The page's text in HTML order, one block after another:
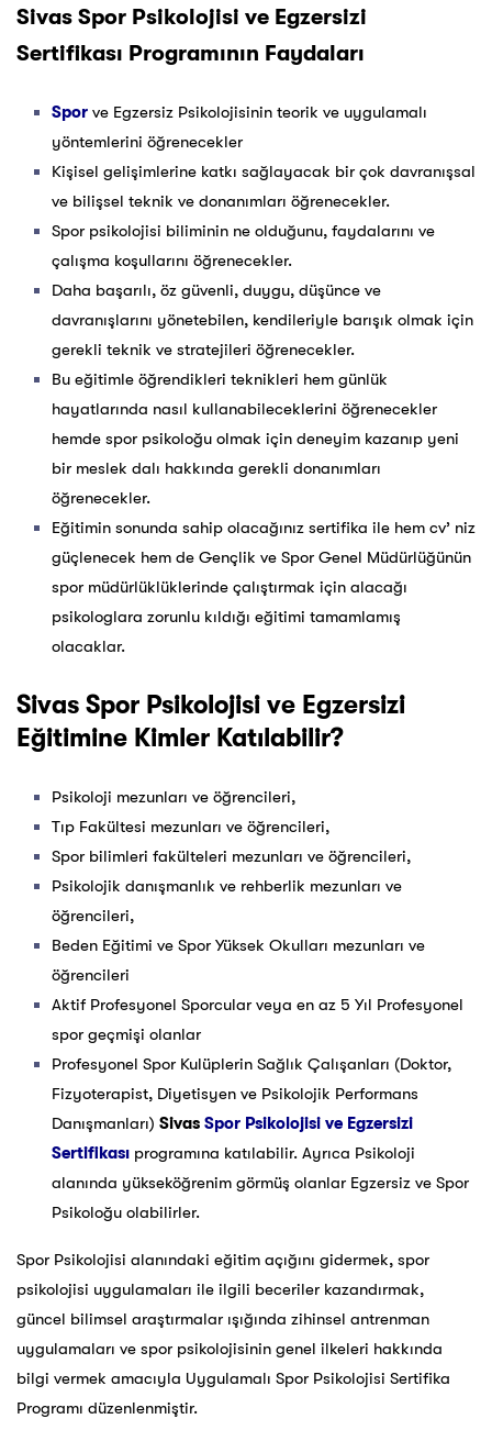
Sivas Spor Psikolojisi ve Egzersizi
Sertifikası Programının Faydaları
Spor ve Egzersiz Psikolojisinin teorik ve uygulamalı
yöntemlerini öğrenecekler
Kişisel gelişimlerine katkı sağlayacak bir çok davranışsal
ve bilişsel teknik ve donanımları öğrenecekler.
Spor psikolojisi biliminin ne olduğunu, faydalarını ve
çalışma koşullarını öğrenecekler.
Daha başarılı, öz güvenli, duygu, düşünce ve
davranışlarını yönetebilen, kendileriyle barışık olmak için
gerekli teknik ve stratejileri öğrenecekler.
Bu eğitimle öğrendikleri teknikleri hem günlük
hayatlarında nasıl kullanabileceklerini öğrenecekler
hemde spor psikoloğu olmak için deneyim kazanıp yeni
bir meslek dalı hakkında gerekli donanımları
öğrenecekler.
Eğitimin sonunda sahip olacağınız sertifika ile hem cv’ niz
güçlenecek hem de Gençlik ve Spor Genel Müdürlüğünün
spor müdürlüklüklerinde çalıştırmak için alacağı
psikologlara zorunlu kıldığı eğitimi tamamlamış
olacaklar.
Sivas Spor Psikolojisi ve Egzersizi
Eğitimine Kimler Katılabilir?
Psikoloji mezunları ve öğrencileri,
Tıp Fakültesi mezunları ve öğrencileri,
Spor bilimleri fakülteleri mezunları ve öğrencileri,
Psikolojik danışmanlık ve rehberlik mezunları ve
öğrencileri,
Beden Eğitimi ve Spor Yüksek Okulları mezunları ve
öğrencileri
Aktif Profesyonel Sporcular veya en az 5 Yıl Profesyonel
spor geçmişi olanlar
Profesyonel Spor Kulüplerin Sağlık Çalışanları (Doktor,
Fizyoterapist, Diyetisyen ve Psikolojik Performans
Danışmanları) Sivas Spor Psikolojisi ve Egzersizi
Sertifikası programına katılabilir. Ayrıca Psikoloji
alanında yükseköğrenim görmüş olanlar Egzersiz ve Spor
Psikoloğu olabilirler.
Spor Psikolojisi alanındaki eğitim açığını gidermek, spor
psikolojisi uygulamaları ile ilgili beceriler kazandırmak,
güncel bilimsel araştırmalar ışığında zihinsel antrenman
uygulamaları ve spor psikolojisinin genel ilkeleri hakkında
bilgi vermek amacıyla Uygulamalı Spor Psikolojisi Sertifika
Programı düzenlenmiştir.